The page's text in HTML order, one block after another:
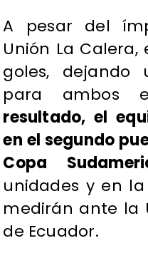
A pesar del
Unión La
goles, dejando
para ambos
resultado, el
en el segundo
Copa
unidades y en
medirán ante la
de Ecuador.